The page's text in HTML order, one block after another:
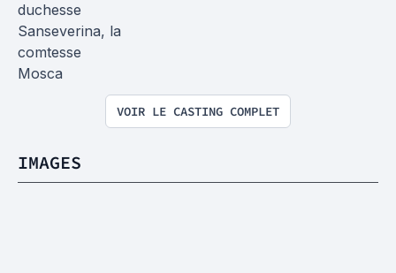
duchesse
Sanseverina, la
comtesse
Mosca
VOIR LE CASTING COMPLET
IMAGES